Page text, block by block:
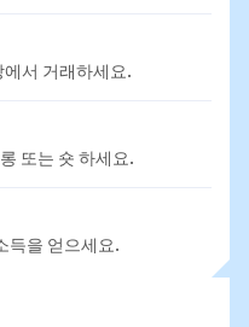
에서 거래하세요.
또는 숏 하세요.
득을 얻으세요.